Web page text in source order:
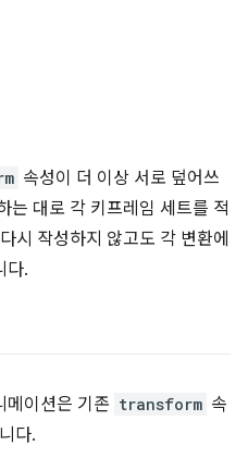
속성이 더 이상 서로 덮어쓰
는 대로 각 키프레임 세트를 적
시 작성하지 않고도 각 변환에
다.
메이션은 기존 transform 속
다.